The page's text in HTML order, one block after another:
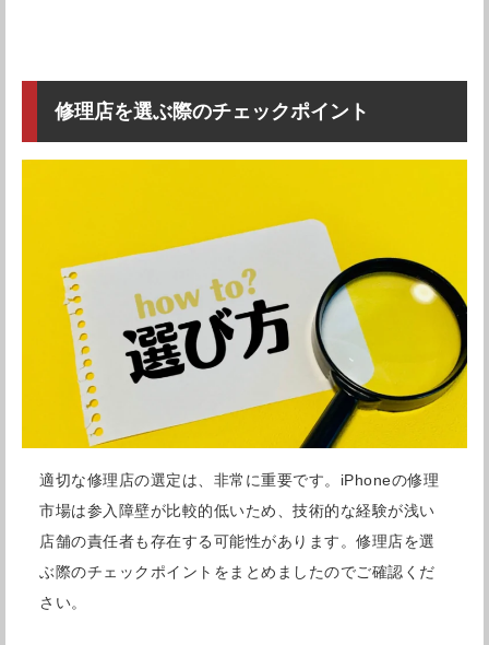
電話番号 03-6424-5417
店舗詳細を確認する
Googleマップで見る
修理店を選ぶ際のチェックポイント
適切な修理店の選定は、非常に重要です。iPhoneの修理
市場は参入障壁が比較的低いため、技術的な経験が浅い
店舗の責任者も存在する可能性があります。修理店を選
ぶ際のチェックポイントをまとめましたのでご確認くだ
さい。